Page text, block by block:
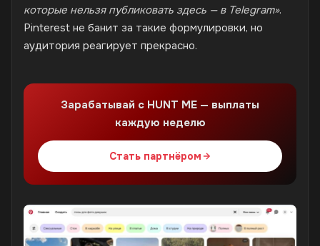
которые нельзя публиковать здесь — в Telegram».
Pinterest не банит за такие формулировки, но
аудитория реагирует прекрасно.
Зарабатывай с HUNT ME — выплаты
каждую неделю
Стать партнёром